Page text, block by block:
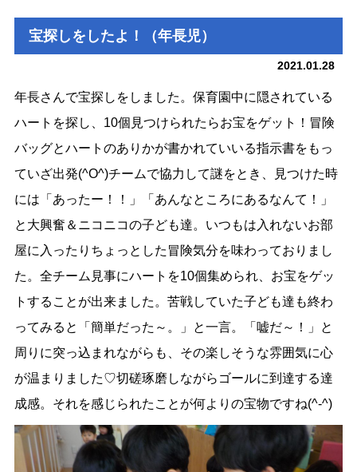
宝探しをしたよ！（年長児）
2021.01.28
年長さんで宝探しをしました。保育園中に隠されている
ハートを探し、10個見つけられたらお宝をゲット！冒険
バッグとハートのありかが書かれていいる指示書をもっ
ていざ出発(^O^)チームで協力して謎をとき、見つけた時
には「あったー！！」「あんなところにあるなんて！」
と大興奮＆ニコニコの子ども達。いつもは入れないお部
屋に入ったりちょっとした冒険気分を味わっておりまし
た。全チーム見事にハートを10個集められ、お宝をゲッ
トすることが出来ました。苦戦していた子ども達も終わ
ってみると「簡単だった～。」と一言。「嘘だ～！」と
周りに突っ込まれながらも、その楽しそうな雰囲気に心
が温まりました♡切磋琢磨しながらゴールに到達する達
成感。それを感じられたことが何よりの宝物ですね(^-^)